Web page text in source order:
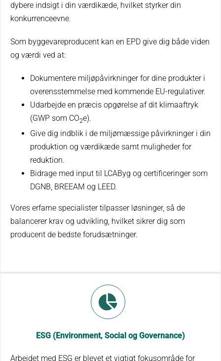
dybere indsigt i din værdikæde, hvilket styrker din
konkurrenceevne.
Som byggevareproducent kan en EPD give dig både viden
og værdi ved at:
Dokumentere miljøpåvirkninger for dine produkter i
overensstemmelse med kommende EU-regulativer.
Udarbejde en præcis opgørelse af dit klimaaftryk
(GWP som CO2e).
Give dig indblik i de miljømæssige påvirkninger i din
produktion og værdikæde samt muligheder for
reduktion.
Bidrage med input til LCAByg og certificeringer som
DGNB, BREEAM og LEED.
Vores erfarne specialister tilpasser løsninger, så de
balancerer krav og udvikling, hvilket sikrer dig som
producent de bedste forudsætninger.
ESG (Environment, Social og Governance)
Arbejdet med ESG er blevet et vigtigt fokusområde for